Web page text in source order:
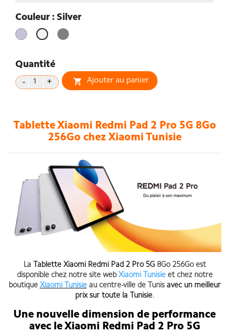
Couleur : Silver
Violet
Silver Gris
Quantité
 Ajouter au panier
Tablette Xiaomi Redmi Pad 2 Pro 5G 8Go
256Go chez Xiaomi Tunisie
La Tablette Xiaomi Redmi Pad 2 Pro 5G8Go 256Go est
disponible chez notre site web Xiaomi Tunisieet chez notre
boutique Xiaomi Tunisieau centre-ville de Tunis avec un meilleur
prix sur toute la Tunisie.
Une nouvelle dimension de performance
avec le Xiaomi Redmi Pad 2 Pro 5G